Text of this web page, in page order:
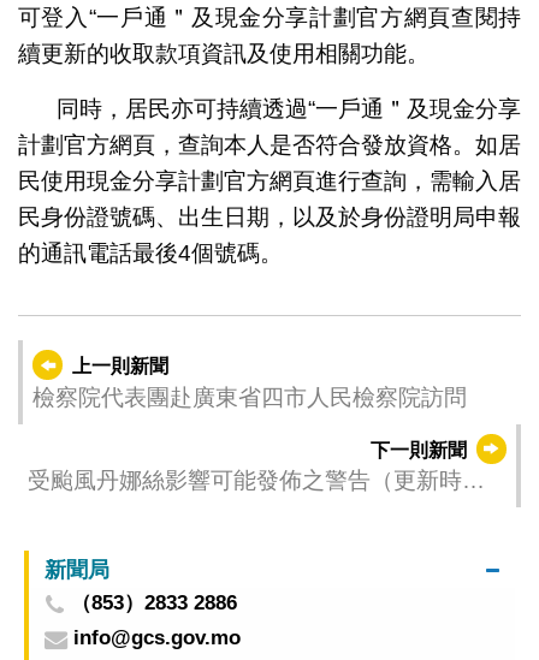
可登入“一戶通＂及現金分享計劃官方網頁查閱持
續更新的收取款項資訊及使用相關功能。
同時，居民亦可持續透過“一戶通＂及現金分享
計劃官方網頁，查詢本人是否符合發放資格。如居
民使用現金分享計劃官方網頁進行查詢，需輸入居
民身份證號碼、出生日期，以及於身份證明局申報
的通訊電話最後4個號碼。
上一則新聞
檢察院代表團赴廣東省四市人民檢察院訪問
下一則新聞
受颱風丹娜絲影響可能發佈之警告（更新時
新聞局
（853）2833 2886
info@gcs.gov.mo